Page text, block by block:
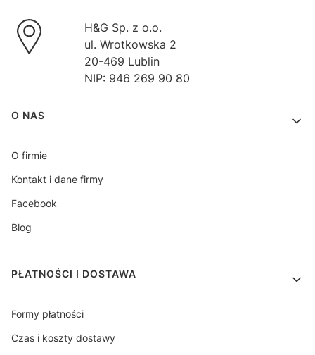
H&G Sp. z o.o.
ul. Wrotkowska 2
20-469 Lublin
NIP: 946 269 90 80
Linki w stopce
O NAS
O firmie
Kontakt i dane firmy
Facebook
Blog
PŁATNOŚCI I DOSTAWA
Formy płatności
Czas i koszty dostawy